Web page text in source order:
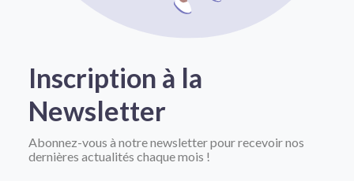
Inscription à la
Newsletter
Abonnez-vous à notre newsletter pour recevoir nos
dernières actualités chaque mois !